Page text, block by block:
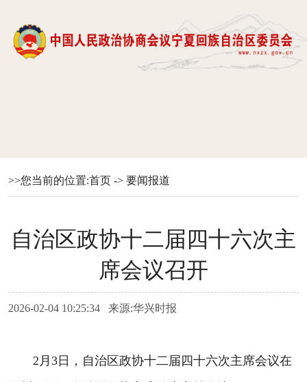
>>您当前的位置:首页 -> 要闻报道
自治区政协十二届四十六次主
席会议召开
2026-02-04 10:25:34 来源:华兴时报
2月3日，自治区政协十二届四十六次主席会议在